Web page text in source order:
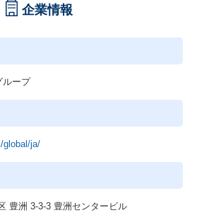
企業情報
ループ
global/ja/
豊洲 3-3-3 豊洲センタービル